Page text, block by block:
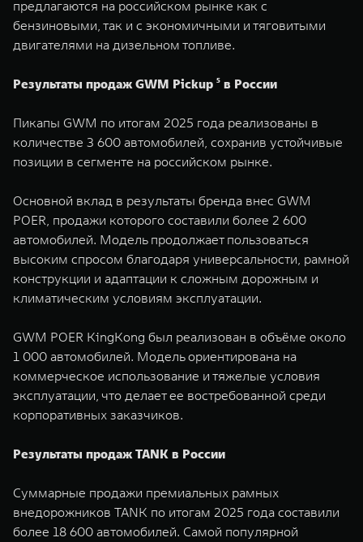
предлагаются на российском рынке как с
бензиновыми, так и с экономичными и тяговитыми
двигателями на дизельном топливе.
Результаты продаж GWM Pickup ⁵ в России
Пикапы GWM по итогам 2025 года реализованы в
количестве 3 600 автомобилей, сохранив устойчивые
позиции в сегменте на российском рынке.
Основной вклад в результаты бренда внес GWM
POER, продажи которого составили более 2 600
автомобилей. Модель продолжает пользоваться
высоким спросом благодаря универсальности, рамной
конструкции и адаптации к сложным дорожным и
климатическим условиям эксплуатации.
GWM POER KingKong был реализован в объёме около
1 000 автомобилей. Модель ориентирована на
коммерческое использование и тяжелые условия
эксплуатации, что делает ее востребованной среди
корпоративных заказчиков.
Результаты продаж TANK в России
Суммарные продажи премиальных рамных
внедорожников TANK по итогам 2025 года составили
более 18 600 автомобилей. Самой популярной